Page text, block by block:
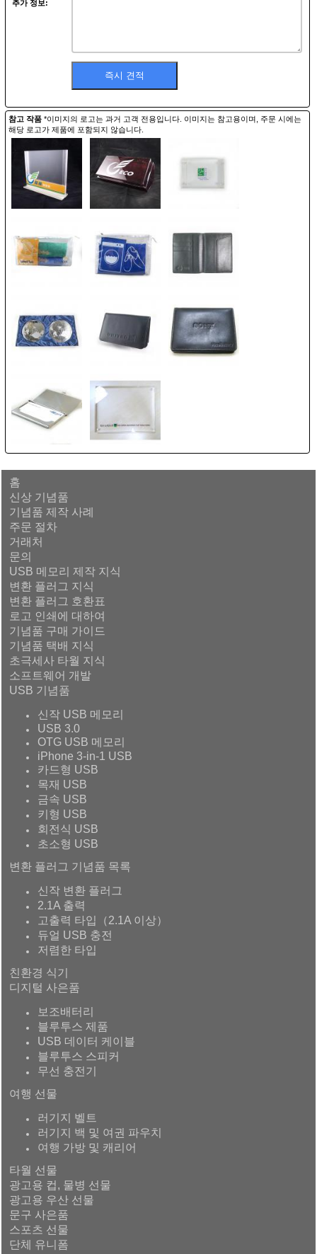
추가 정보:
참고 작품 *이미지의 로고는 과거 고객 전용입니다. 이미지는 참고용이며, 주문 시에는
해당 로고가 제품에 포함되지 않습니다.
홈
신상 기념품
기념품 제작 사례
주문 절차
거래처
문의
USB 메모리 제작 지식
변환 플러그 지식
변환 플러그 호환표
로고 인쇄에 대하여
기념품 구매 가이드
기념품 택배 지식
초극세사 타월 지식
소프트웨어 개발
USB 기념품
신작 USB 메모리
USB 3.0
OTG USB 메모리
iPhone 3-in-1 USB
카드형 USB
목재 USB
금속 USB
키형 USB
회전식 USB
초소형 USB
변환 플러그 기념품 목록
신작 변환 플러그
2.1A 출력
고출력 타입（2.1A 이상）
듀얼 USB 충전
저렴한 타입
친환경 식기
디지털 사은품
보조배터리
블루투스 제품
USB 데이터 케이블
블루투스 스피커
무선 충전기
여행 선물
러기지 벨트
러기지 백 및 여권 파우치
여행 가방 및 캐리어
타월 선물
광고용 컵, 물병 선물
광고용 우산 선물
문구 사은품
스포츠 선물
단체 유니폼